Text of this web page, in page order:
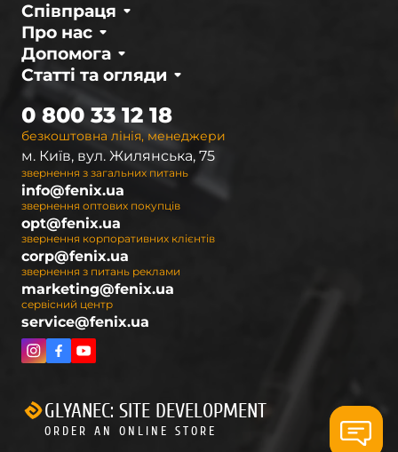
Про нас
Співпраця
Статті та огляди
Допомога
безкоштовна лінія, менеджери
0 800 33 12 18
м. Київ, вул. Жилянська, 75
звернення з загальних питань
info@fenix.ua
звернення оптових покупців
opt@fenix.ua
звернення корпоративних клієнтів
corp@fenix.ua
звернення з питань реклами
marketing@fenix.ua
сервісний центр
service@fenix.ua
GLYANEC: SITE DEVELOPMENT
ORDER AN ONLINE STORE